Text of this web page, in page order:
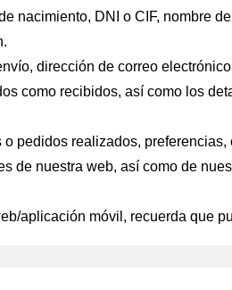
nacimiento, DNI o CIF, nombre
dirección de correo
como recibidos, así como los
pedidos realizados,
de nuestra web, así como de
aplicación móvil, recuerda que